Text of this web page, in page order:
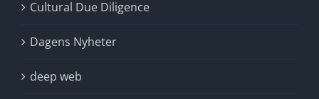
Cultural Due Diligence
Dagens Nyheter
deep web